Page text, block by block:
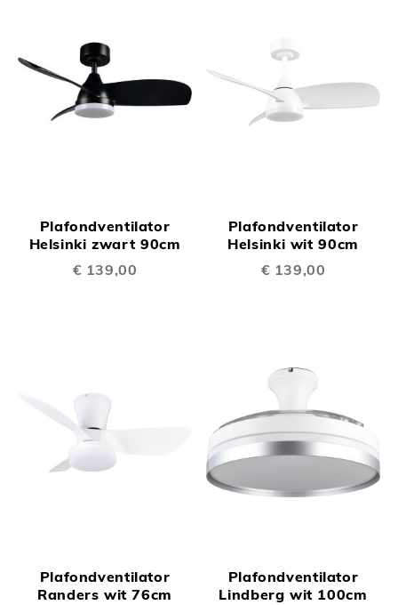
Plafondventilator
Helsinki zwart 90cm
€ 139,00
Plafondventilator
Helsinki wit 90cm
€ 139,00
Plafondventilator
Randers wit 76cm
Plafondventilator
Lindberg wit 100cm